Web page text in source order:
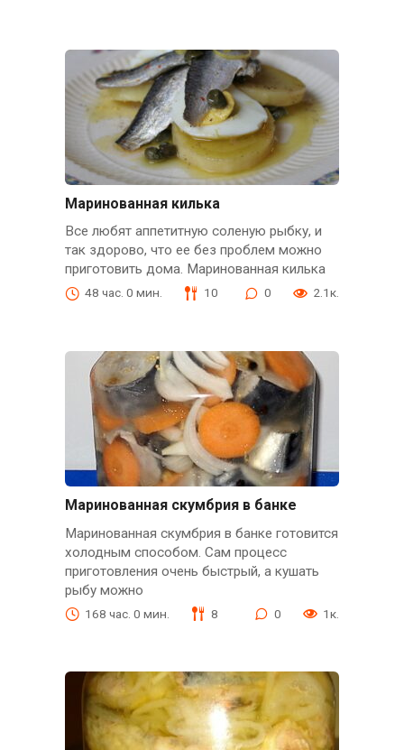
Маринованная килька
Все любят аппетитную соленую рыбку, и
так здорово, что ее без проблем можно
приготовить дома. Маринованная килька
48 час. 0 мин. 10 0 2.1к.
Маринованная скумбрия в банке
Маринованная скумбрия в банке готовится
холодным способом. Сам процесс
приготовления очень быстрый, а кушать
рыбу можно
168 час. 0 мин. 8 0 1к.